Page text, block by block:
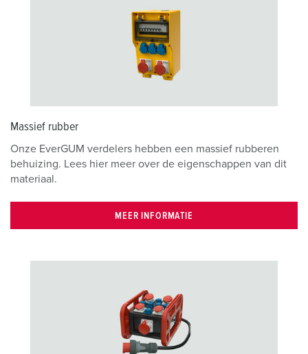
Massief rubber
Onze EverGUM verdelers hebben een massief rubberen
behuizing. Lees hier meer over de eigenschappen van dit
materiaal.
MEER INFORMATIE